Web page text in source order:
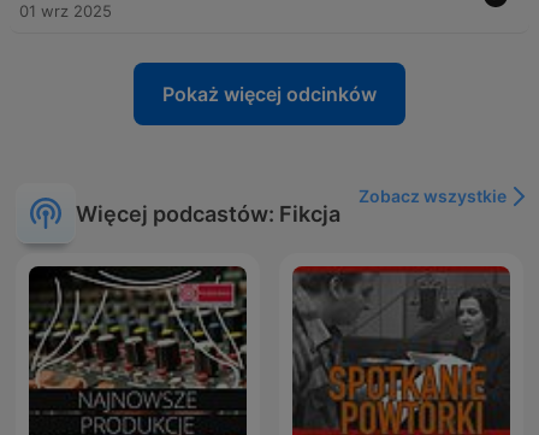
01 wrz 2025
Pokaż więcej odcinków
Więcej podcastów: Fikcja
Zobacz wszystkie